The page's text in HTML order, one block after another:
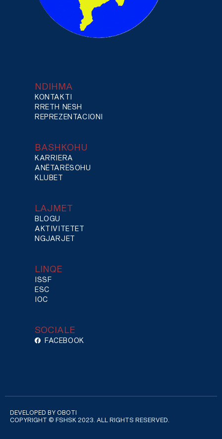
NDIHMA
KONTAKTI
RRETH NESH
REPREZENTACIONI
BASHKOHU
KARRIERA
ANËTARËSOHU
KLUBET
LAJMET
BLOGU
AKTIVITETET
NGJARJET
LINQE
ISSF
ESC
IOC
SOCIALE
FACEBOOK
DEVELOPED BY OBOTI
COPYRIGHT © FSHSK 2023. ALL RIGHTS RESERVED.